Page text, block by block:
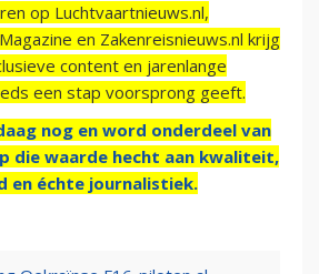
op Luchtvaartnieuws.nl,
en Zakenreisnieuws.nl krijg
content en jarenlange
een stap voorsprong geeft.
nog en word onderdeel van
die waarde hecht aan kwaliteit,
en échte journalistiek.